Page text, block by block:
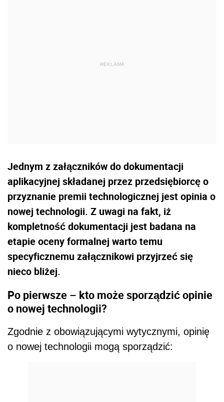
Jednym z załączników do dokumentacji
aplikacyjnej składanej przez przedsiębiorcę o
przyznanie premii technologicznej jest opinia o
nowej technologii. Z uwagi na fakt, iż
kompletność dokumentacji jest badana na
etapie oceny formalnej warto temu
specyficznemu załącznikowi przyjrzeć się
nieco bliżej.
Po pierwsze – kto może sporządzić opinie
o nowej technologii?
Zgodnie z obowiązującymi wytycznymi, opinię
o nowej technologii mogą sporządzić: